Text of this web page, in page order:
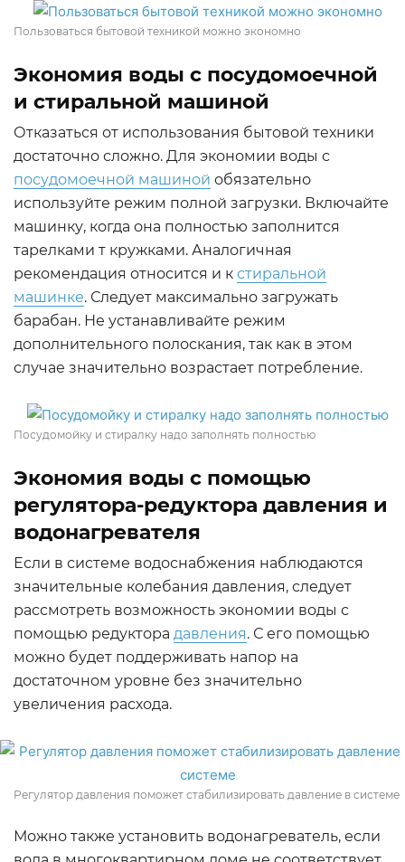
Пользоваться бытовой техникой можно экономно
Экономия воды с посудомоечной
и стиральной машиной
Отказаться от использования бытовой техники
достаточно сложно. Для экономии воды с
посудомоечной машиной обязательно
используйте режим полной загрузки. Включайте
машинку, когда она полностью заполнится
тарелками т кружками. Аналогичная
рекомендация относится и к стиральной
машинке. Следует максимально загружать
барабан. Не устанавливайте режим
дополнительного полоскания, так как в этом
случае значительно возрастает потребление.
Посудомойку и стиралку надо заполнять полностью
Экономия воды с помощью
регулятора-редуктора давления и
водонагревателя
Если в системе водоснабжения наблюдаются
значительные колебания давления, следует
рассмотреть возможность экономии воды с
помощью редуктора давления. С его помощью
можно будет поддерживать напор на
достаточном уровне без значительно
увеличения расхода.
Регулятор давления поможет стабилизировать давление в системе
Можно также установить водонагреватель, если